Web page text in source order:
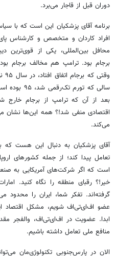
دوران قبل از قاجار می‌برد.
برنامه آقای پزشکیان این است که با
افراد کاردان و متخصص و کارشناس
محافل بین‌المللی، یکی از قوی‌ترین
برجام بود. ترامپ هم مخالف برجام
سالی که
بعد از آن که ترامپ از برجام خارج
اقتصادی منفی شد!؟ همه این‌ها نشان
می‌کند.
آقای پزشکیان به دنبال این هست که
تعامل پیدا کند؛ از جمله کشورهای
است که اگر شرکت‌های آمریکایی به
خیر!؟ رقبای منطقه را نگاه کنید.
گرفته‌اند. تفکر شما، ایران را
عضو اف‌ای‌تی‌اف شویم، مشکل
ابدا. عضویت در اف‌ای‌تی‌اف، والفجر
منافع ملی تعامل داشته باشیم.